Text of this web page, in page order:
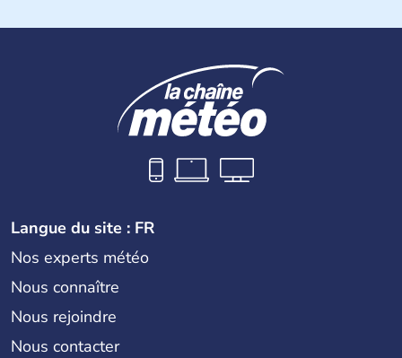
Bélize est un pays d'Amérique centrale ayant pour
et fait désormais partie du Commonwealth. La langue
officielle y est donc l'anglais même si une grande majorité
de la population parle espagnol ainsi que kriol, créole
Langue du site : FR
Nos experts météo
Nous connaître
Nous rejoindre
Nous contacter